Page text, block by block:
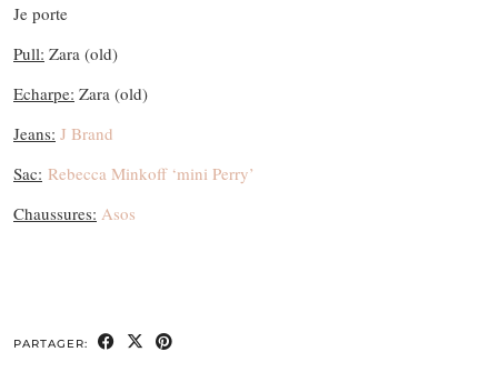
Je porte
Pull: Zara (old)
Echarpe: Zara (old)
Jeans: J Brand
Sac: Rebecca Minkoff ‘mini Perry’
Chaussures: Asos
PARTAGER: